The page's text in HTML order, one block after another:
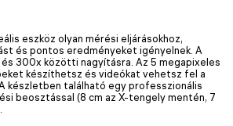
eszköz olyan mérési eljárásokhoz,
és pontos eredményeket igényelnek. A
300x közötti nagyításra. Az 5 megapixeles
készíthetsz és videókat vehetsz fel a
készletben található egy professzionális
beosztással (8 cm az X-tengely mentén, 7